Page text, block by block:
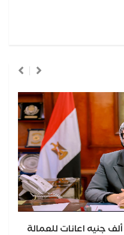
محافظ الوادى الجديد: صرف 459 ألف جنيه اعانات للعمالة